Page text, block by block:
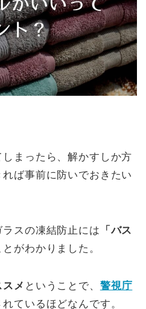
まったら、解かすしか方
ば事前に防いでおきたい
スの凍結防止には 「バス
がわかりました。
メ ということで、 警視庁
ているほどなんです。